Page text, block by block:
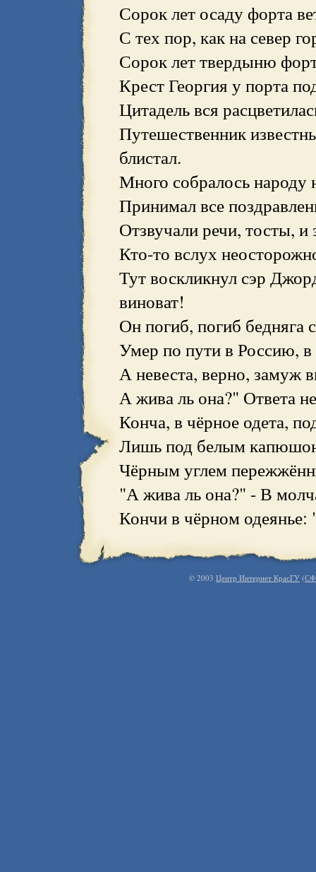
Сорок лет осаду форта
С тех пор, как на север
Сорок лет твердыню
Крест Георгия у порта
Цитадель вся
Путешественник
блистал.
Много собралось народу
Принимал все
Отзвучали речи, тосты,
Кто-то вслух
Тут воскликнул сэр
виноват!
Он погиб, погиб бедняга
Умер по пути в Россию, в
А невеста, верно, замуж
А жива ль она?" Ответа
Конча, в чёрное одета,
Лишь под белым
Чёрным углем
"А жива ль она?" - В
Кончи в чёрном одеянье:
© 2003 Центр Интернет КрасГУ (